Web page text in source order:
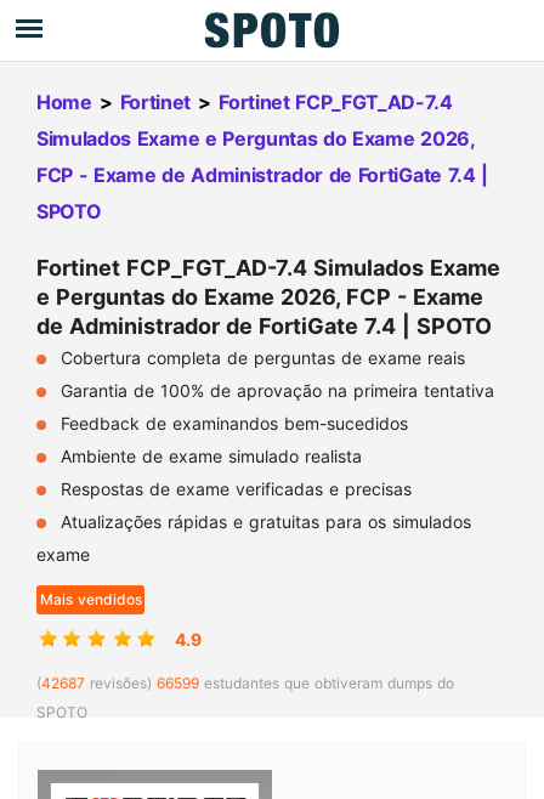
Home > Fortinet > Fortinet FCP_FGT_AD-7.4
Simulados Exame e Perguntas do Exame 2026,
FCP - Exame de Administrador de FortiGate 7.4 |
SPOTO
Fortinet FCP_FGT_AD-7.4 Simulados Exame
e Perguntas do Exame 2026, FCP - Exame
de Administrador de FortiGate 7.4 | SPOTO
Cobertura completa de perguntas de exame reais
Garantia de 100% de aprovação na primeira tentativa
Feedback de examinandos bem-sucedidos
Ambiente de exame simulado realista
Respostas de exame verificadas e precisas
Atualizações rápidas e gratuitas para os simulados
exame
Mais vendidos
4.9
(42687 revisões) 66599 estudantes que obtiveram dumps do
SPOTO